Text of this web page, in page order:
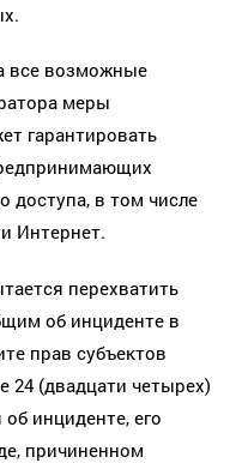
все возможные
меры
гарантировать
доступа, в том числе
Интернет.
перехватить
об инциденте в
прав субъектов
24 (двадцати четырех)
инциденте, его
причиненном